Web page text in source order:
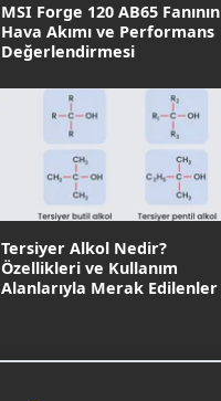
MSI Forge 120 AB65 Fanının
Hava Akımı ve Performans
Değerlendirmesi
Tersiyer Alkol Nedir?
Özellikleri ve Kullanım
Alanlarıyla Merak Edilenler